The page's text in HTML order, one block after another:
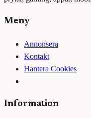
Meny
Annonsera
Kontakt
Hantera Cookies
Information